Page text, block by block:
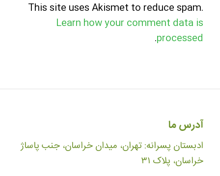
This site uses Akismet to reduce spam.
Learn how your comment data is
processed
.
آدرس ما
ادبستان پسرانه: تهران، میدان خراسان، جنب پاساژ
خراسان، پلاک ۳۱